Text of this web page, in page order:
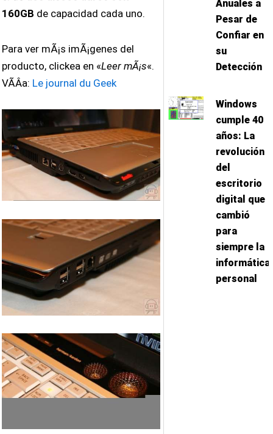
160GB de capacidad cada uno.
Para ver mÃ¡s imÃ¡genes del
producto, clickea en «Leer mÃ¡s«.
VÃ­Â­a: Le journal du Geek
Anuales a
Pesar de
Confiar en
su
Detección
Windows
cumple 40
años: La
revolución
del
escritorio
digital que
cambió
para
siempre la
informática
personal